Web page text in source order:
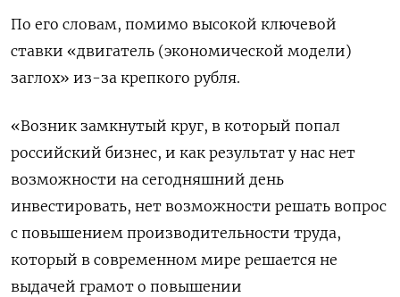
По его словам, помимо высокой ключевой
ставки «двигатель (экономической модели)
заглох» из-за крепкого рубля.
«Возник замкнутый круг, в который попал
российский бизнес, и как результат у нас нет
возможности на сегодняшний день
инвестировать, нет возможности решать вопрос
с повышением производительности труда,
который в современном мире решается не
выдачей грамот о повышении